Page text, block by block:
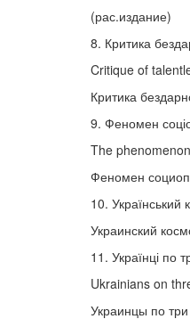
(рас.издание)
8. Критика
Critique of
Критика
9. Феномен
The
Феномен
10.
Украинский
11. Українці по
Ukrainians on
Украинцы по